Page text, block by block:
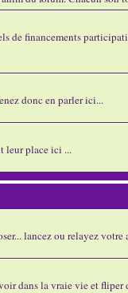
de financements
donc en parler ici...
leur place ici ...
lancez ou relayez votre
dans la vraie vie et